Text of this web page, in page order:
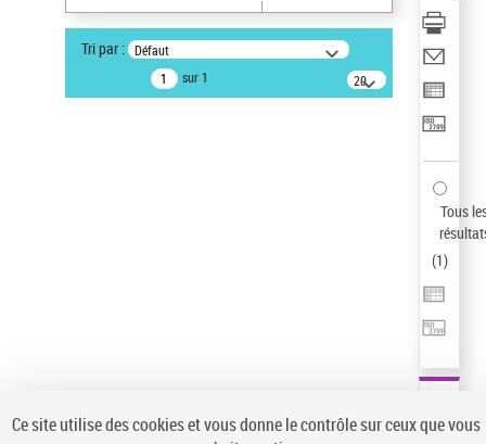
Type de notice d'autorité
Tri par : Défaut
sur 1
20
résultats/page
Tous
(1)
Ce site utilise des cookies et vous donne le contrôle sur ceux que vous